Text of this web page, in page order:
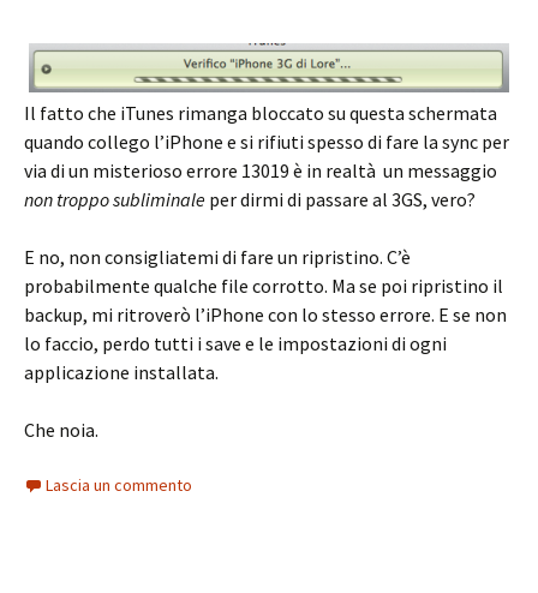
Il fatto che iTunes rimanga bloccato su questa schermata
quando collego l’iPhone e si rifiuti spesso di fare la sync per
via di un misterioso errore 13019 è in realtà un messaggio
non troppo subliminale per dirmi di passare al 3GS, vero?
E no, non consigliatemi di fare un ripristino. C’è
probabilmente qualche file corrotto. Ma se poi ripristino il
backup, mi ritroverò l’iPhone con lo stesso errore. E se non
lo faccio, perdo tutti i save e le impostazioni di ogni
applicazione installata.
Che noia.
Lascia un commento